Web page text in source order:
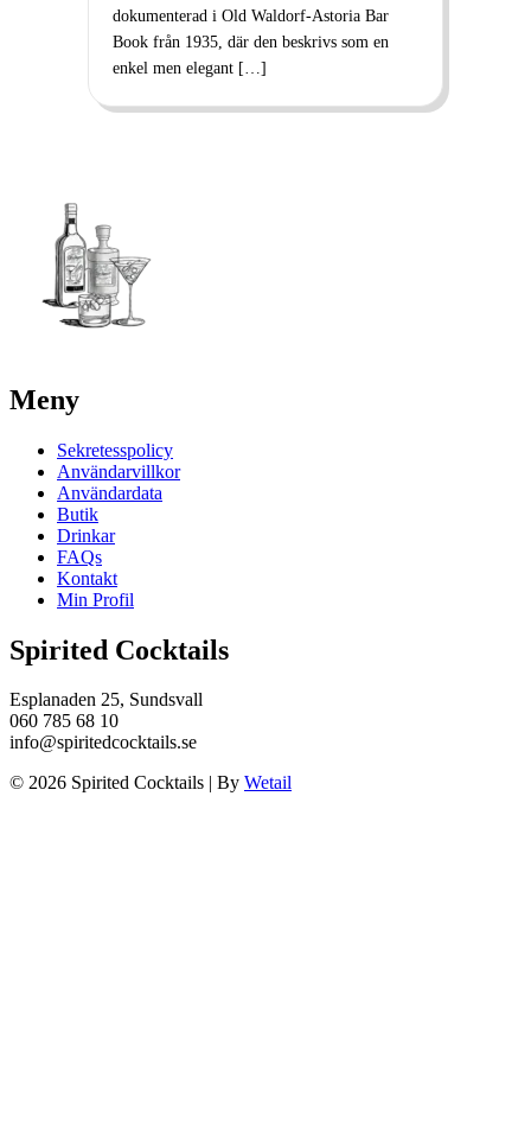
dokumenterad i Old Waldorf-Astoria Bar
Book från 1935, där den beskrivs som en
enkel men elegant […]
Meny
Sekretesspolicy
Användarvillkor
Användardata
Butik
Drinkar
FAQs
Kontakt
Min Profil
Spirited Cocktails
Esplanaden 25, Sundsvall
060 785 68 10
info@spiritedcocktails.se
© 2026 Spirited Cocktails
By Wetail